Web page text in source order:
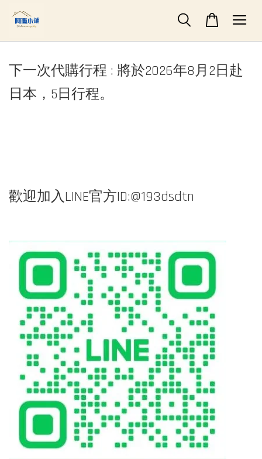
下一次代購行程 : 將於2026年8月2日赴
日本，5日行程。
歡迎加入LINE官方ID:@193dsdtn